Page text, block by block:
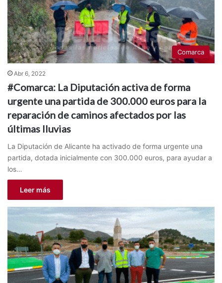
Comarca
Abr 6, 2022
#Comarca: La Diputación activa de forma
urgente una partida de 300.000 euros para la
reparación de caminos afectados por las
últimas lluvias
La Diputación de Alicante ha activado de forma urgente una
partida, dotada inicialmente con 300.000 euros, para ayudar a
los…
Leer más